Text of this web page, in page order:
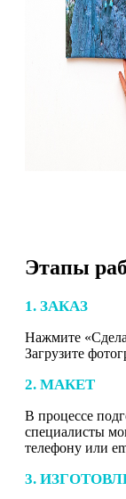
Этапы
1. ЗАКАЗ
Нажмите
Загрузите
2. МАКЕТ
В процессе
специалисты
телефону или
3.